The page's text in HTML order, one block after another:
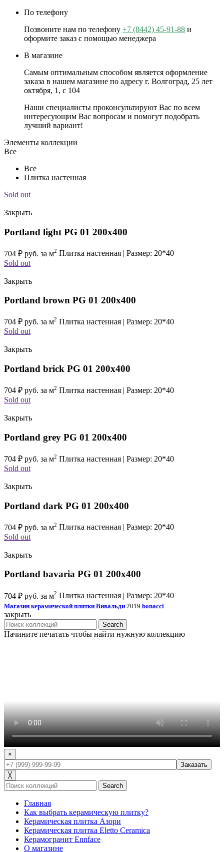
По телефону
Позвоните нам по телефону +7 (8442) 45-91-88 и
оформите заказ с помощью менеджера
В магазине
Самым оптимальным способом является оформление
заказа в нашем магазине по адресу г. Волгоград, 25 лет
октября, 1, с 104
Наши специалисты проконсультируют Вас по всем
интересующим Вас вопросам и помогут подобрать
лучший вариант!
Элементы коллекции
Все
Все
Плитка настенная
Sold out
Закрыть
Portland light PG 01 200х400
704 ₽ руб. за м2 Плитка настенная | Размер: 20*40
Sold out
Закрыть
Portland brown PG 01 200х400
704 ₽ руб. за м2 Плитка настенная | Размер: 20*40
Sold out
Закрыть
Portland brick PG 01 200х400
704 ₽ руб. за м2 Плитка настенная | Размер: 20*40
Sold out
Закрыть
Portland grey PG 01 200х400
704 ₽ руб. за м2 Плитка настенная | Размер: 20*40
Sold out
Закрыть
Portland dark PG 01 200х400
704 ₽ руб. за м2 Плитка настенная | Размер: 20*40
Sold out
Закрыть
Portland bavaria PG 01 200х400
704 ₽ руб. за м2 Плитка настенная | Размер: 20*40
Магазин керамической плитки Вивальди 2019 bonacci
закрыть
Search
Начините печатать чтобы найти нужную коллекцию
×
╳
Search
Главная
Как выбрать керамическую плитку?
Керамическая плитка Азори
Керамическая плитка Eletto Ceramica
Керамогранит Ennface
О магазине